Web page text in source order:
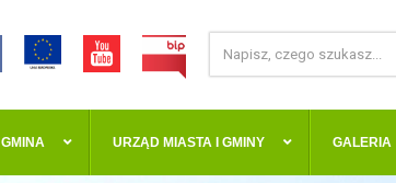
GMINA URZĄD MIASTA I GMINY GALERIA